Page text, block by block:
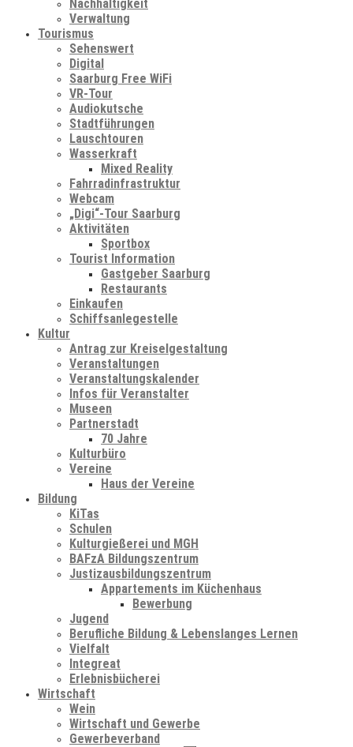
Nachhaltigkeit
Verwaltung
Tourismus
Sehenswert
Digital
Saarburg Free WiFi
VR-Tour
Audiokutsche
Stadtführungen
Lauschtouren
Wasserkraft
Mixed Reality
Fahrradinfrastruktur
Webcam
„Digi“-Tour Saarburg
Aktivitäten
Sportbox
Tourist Information
Gastgeber Saarburg
Restaurants
Einkaufen
Schiffsanlegestelle
Kultur
Antrag zur Kreiselgestaltung
Veranstaltungen
Veranstaltungskalender
Infos für Veranstalter
Museen
Partnerstadt
70 Jahre
Kulturbüro
Vereine
Haus der Vereine
Bildung
KiTas
Schulen
Kulturgießerei und MGH
BAFzA Bildungszentrum
Justizausbildungszentrum
Appartements im Küchenhaus
Bewerbung
Jugend
Berufliche Bildung & Lebenslanges Lernen
Vielfalt
Integreat
Erlebnisbücherei
Wirtschaft
Wein
Wirtschaft und Gewerbe
Gewerbeverband